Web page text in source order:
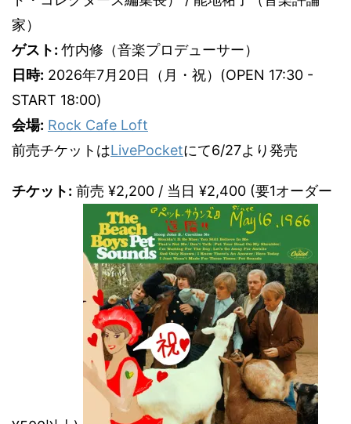
家）
ゲスト: 竹内修（音楽プロデューサー）
日時: 2026年7月20日（月・祝）(OPEN 17:30 -
START 18:00)
会場: Rock Cafe Loft
前売チケットはLivePocketにて6/27より発売
チケット: 前売 ¥2,200 / 当日 ¥2,400 (要1オーダー